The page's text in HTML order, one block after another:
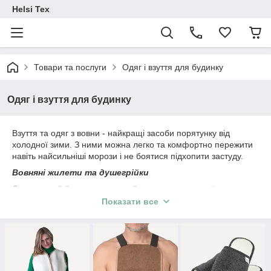
Helsi Tex
Товари та послуги Одяг і взуття для будинку
Одяг і взуття для будинку
Взуття та одяг з вовни - найкращі засоби порятунку від
холодної зими. З ними можна легко та комфортно пережити
навіть найсильніші морози і не боятися підхопити застуду.
Вовняні жилети та душегрійки
Дуже теплий й досить стильний одяг з натуральної вовни
обов'язково повинен бути в гардеробі людини, який
захищають від холоду і можуть запобігти розвитку багатьох
ревматологічних, бронхолегеневих, запальних захворювань.
Душегрійки - більш компактний різновид домашнього одягу з
вовни. Вони прогрівають обмежені ділянки тіла на спині та
Показати все